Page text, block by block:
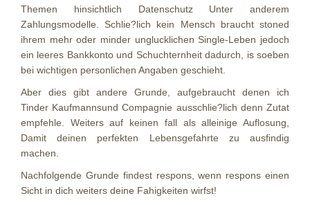
Themen hinsichtlich Datenschutz Unter anderem
Zahlungsmodelle. Schlie?lich kein Mensch braucht stoned
ihrem mehr oder minder unglucklichen Single-Leben jedoch
ein leeres Bankkonto und Schuchternheit dadurch, is soeben
bei wichtigen personlichen Angaben geschieht.
Aber dies gibt andere Grunde, aufgebraucht denen ich
Tinder Kaufmannsund Compagnie ausschlie?lich denn Zutat
empfehle. Weiters auf keinen fall als alleinige Auflosung,
Damit deinen perfekten Lebensgefahrte zu ausfindig
machen.
Nachfolgende Grunde findest respons, wenn respons einen
Sicht in dich weiters deine Fahigkeiten wirfst!